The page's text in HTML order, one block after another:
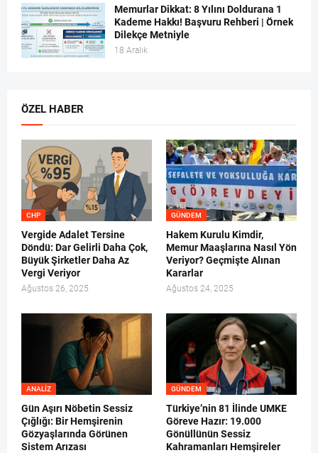
Memurlar Dikkat: 8 Yılını Doldurana 1
Kademe Hakkı! Başvuru Rehberi | Örnek
Dilekçe Metniyle
18 Aralık
ÖZEL HABER
CHP
Vergide Adalet Tersine
Döndü: Dar Gelirli Daha Çok,
Büyük Şirketler Daha Az
Vergi Veriyor
Ağustos 26, 2025
GÜNDEM
Hakem Kurulu Kimdir,
Memur Maaşlarına Nasıl Yön
Veriyor? Geçmişte Alınan
Kararlar
Ağustos 24, 2025
ANALIZ
Gün Aşırı Nöbetin Sessiz
Çığlığı: Bir Hemşirenin
Gözyaşlarında Görünen
Sistem Arızası
GÜNDEM
Türkiye’nin 81 İlinde UMKE
Göreve Hazır: 19.000
Gönüllünün Sessiz
Kahramanları Hemşireler